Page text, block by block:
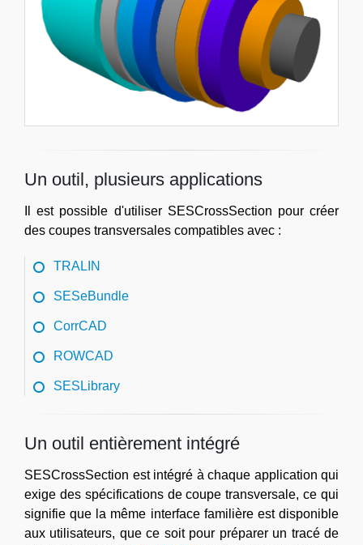
Un outil, plusieurs applications
Il est possible d'utiliser SESCrossSection pour créer
des coupes transversales compatibles avec :
TRALIN
SESeBundle
CorrCAD
ROWCAD
SESLibrary
Un outil entièrement intégré
SESCrossSection est intégré à chaque application qui
exige des spécifications de coupe transversale, ce qui
signifie que la même interface familière est disponible
aux utilisateurs, que ce soit pour préparer un tracé de